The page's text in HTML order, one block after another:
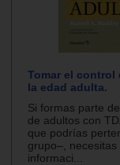
Tomar el control
la edad adulta.
Si formas parte
de adultos con
que podrías
grupo–, necesitas
informaci...